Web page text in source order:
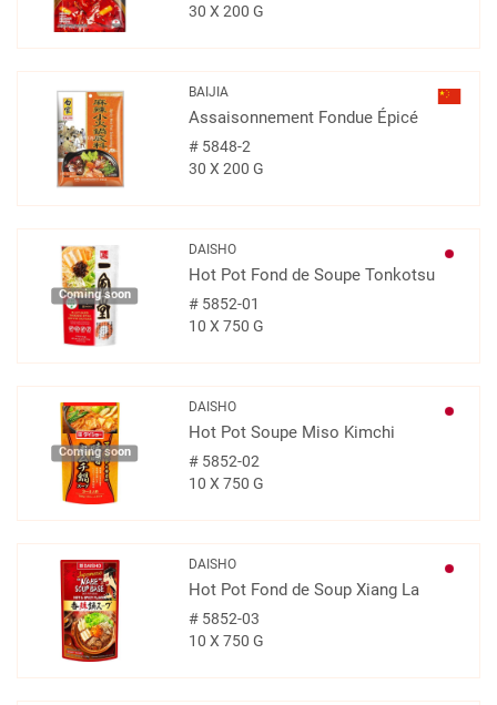
30 X 200 G
BAIJIA
Assaisonnement Fondue Épicé
#5848-2
30 X 200 G
Coming soon
DAISHO
Hot Pot Fond de Soupe Tonkotsu
#5852-01
10 X 750 G
Coming soon
DAISHO
Hot Pot Soupe Miso Kimchi
#5852-02
10 X 750 G
DAISHO
Hot Pot Fond de Soup Xiang La
#5852-03
10 X 750 G